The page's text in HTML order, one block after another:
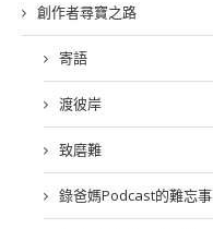
創作者尋寶之路
寄語
渡彼岸
致磨難
錄爸媽Podcast的難忘事